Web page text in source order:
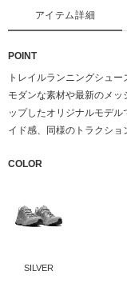
アイテム詳細
POINT
トレイルランニングシュー
モダンな素材や最新のメ
ップしたオリジナルモデ
イド感、同様のトラクショ
COLOR
SILVER